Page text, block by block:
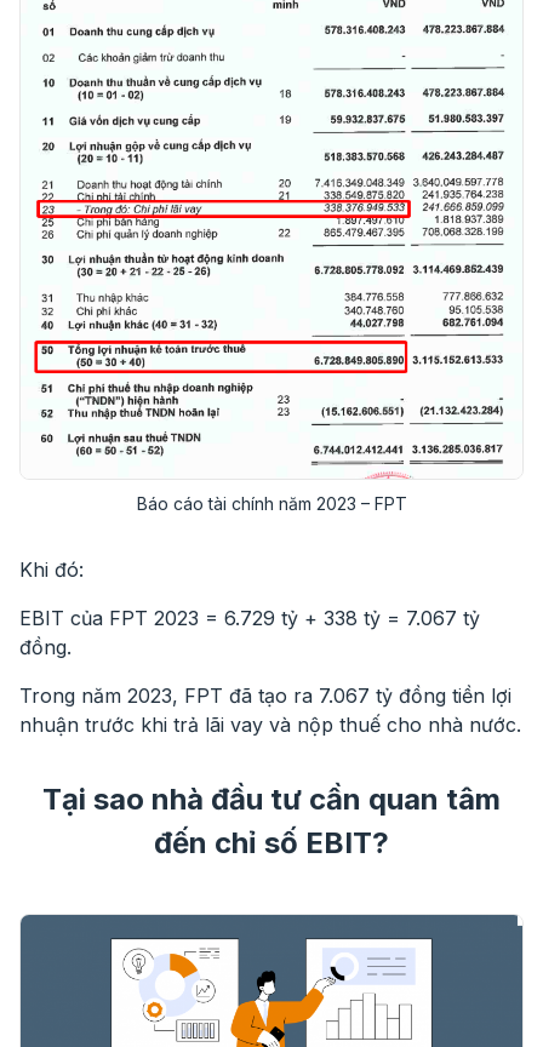
Báo cáo tài chính năm 2023 – FPT
Khi đó:
EBIT của FPT 2023 = 6.729 tỷ + 338 tỷ = 7.067 tỷ
đồng.
Trong năm 2023, FPT đã tạo ra 7.067 tỷ đồng tiền lợi
nhuận trước khi trả lãi vay và nộp thuế cho nhà nước.
Tại sao nhà đầu tư cần quan tâm
đến chỉ số EBIT?